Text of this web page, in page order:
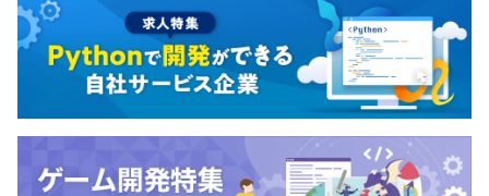
ギフティの組織構成は、技術とビジネスが密接に結びつい
た事業部制を採用しています。開発チームがユーザーの要
望やビジネスニーズを深く理解しようとするカルチャーに
根ざしており、エンジニアは単に要件を実装するだけでな